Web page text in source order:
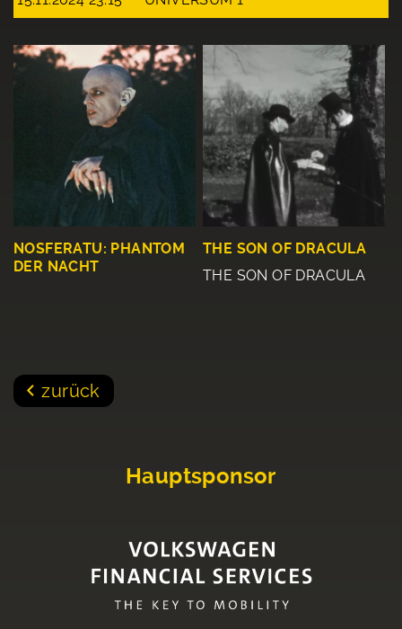
NOSFERATU: PHANTOM
DER NACHT
THE SON OF DRACULA
THE SON OF DRACULA
zurück
Hauptsponsor